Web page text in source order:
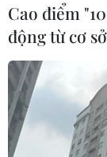
Cao điểm
động từ cơ sở